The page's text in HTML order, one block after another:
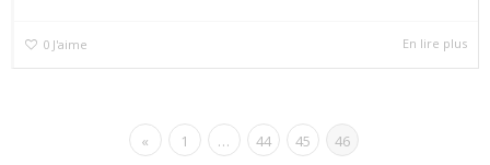
0 J'aime En lire plus
« 1 … 44 45 46